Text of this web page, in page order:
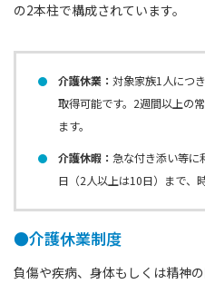
の2本柱で構成されています。
介護休業： 対象家族1人につ
取得可能です。2週間以上の
ます。
介護休暇： 急な付き添い等に
日（2人以上は10日）まで、
●介護休業制度
負傷や疾病、身体もしくは精神